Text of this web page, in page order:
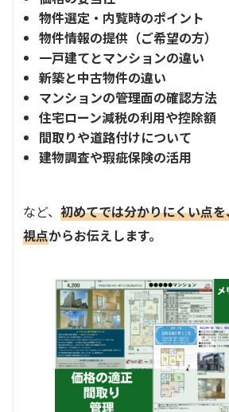
物件選定・内覧時のポイント
物件情報の提供（ご希望の方）
一戸建てとマンションの違い
新築と中古物件の違い
マンションの管理面の確認方法
住宅ローン減税の利用や控除額
間取りや道路付けについて
建物調査や瑕疵保険の活用
など、 初めてでは分かりにくい点
視点からお伝えします。